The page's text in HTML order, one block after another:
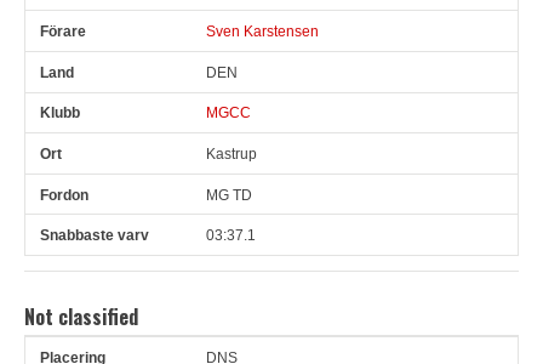
Sven Karstensen
DEN
MGCC
Kastrup
MG TD
03:37.1
Not classified
DNS